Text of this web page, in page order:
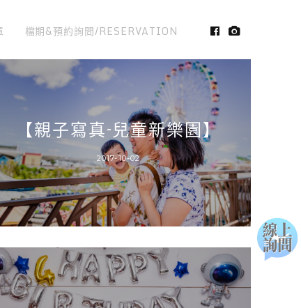
檔期&預約詢問/RESERVATION
【親子寫真-兒童新樂園】
2017-10-02